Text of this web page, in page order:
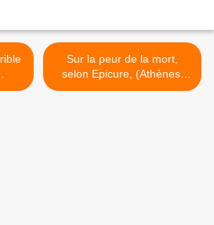
Sur la peur de la mort,
selon Epicure, (Athènes,
IVe -IIIe) . Lien avec une